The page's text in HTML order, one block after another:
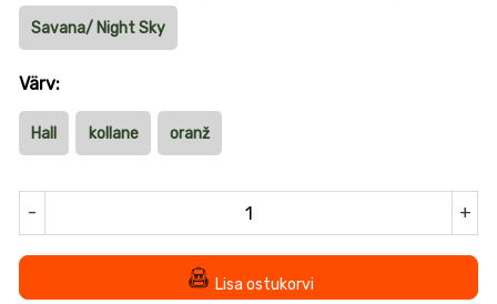
Savana/ Night Sky
Värv:
Hall kollane oranž
- +
Lisa ostukorvi